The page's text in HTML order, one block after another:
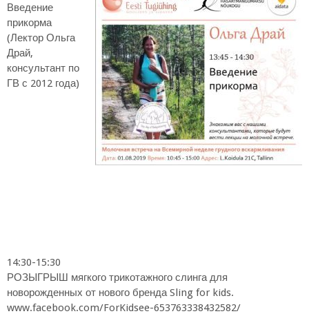
Введение
прикорма
(Лектор Ольга
Драй,
консультант по
ГВ с 2012 года)
14:30-15:30
РОЗЫГРЫШ мягкого трикотажного слинга для
новорожденных от нового бренда Sling for kids.
www.facebook.com/ForKidsee-653763338432582/